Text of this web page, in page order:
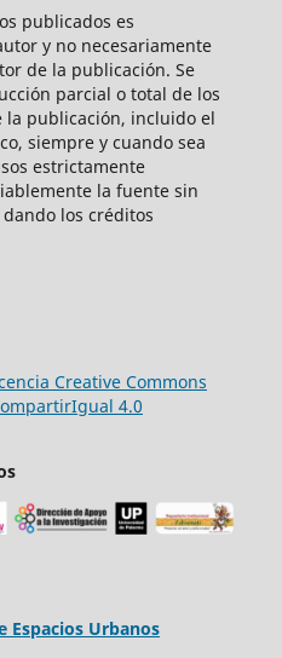
publicados es
y no necesariamente
de la publicación. Se
parcial o total de los
la publicación, incluido el
siempre y cuando sea
estrictamente
la fuente sin
los créditos
Creative Commons
4.0
Espacios Urbanos